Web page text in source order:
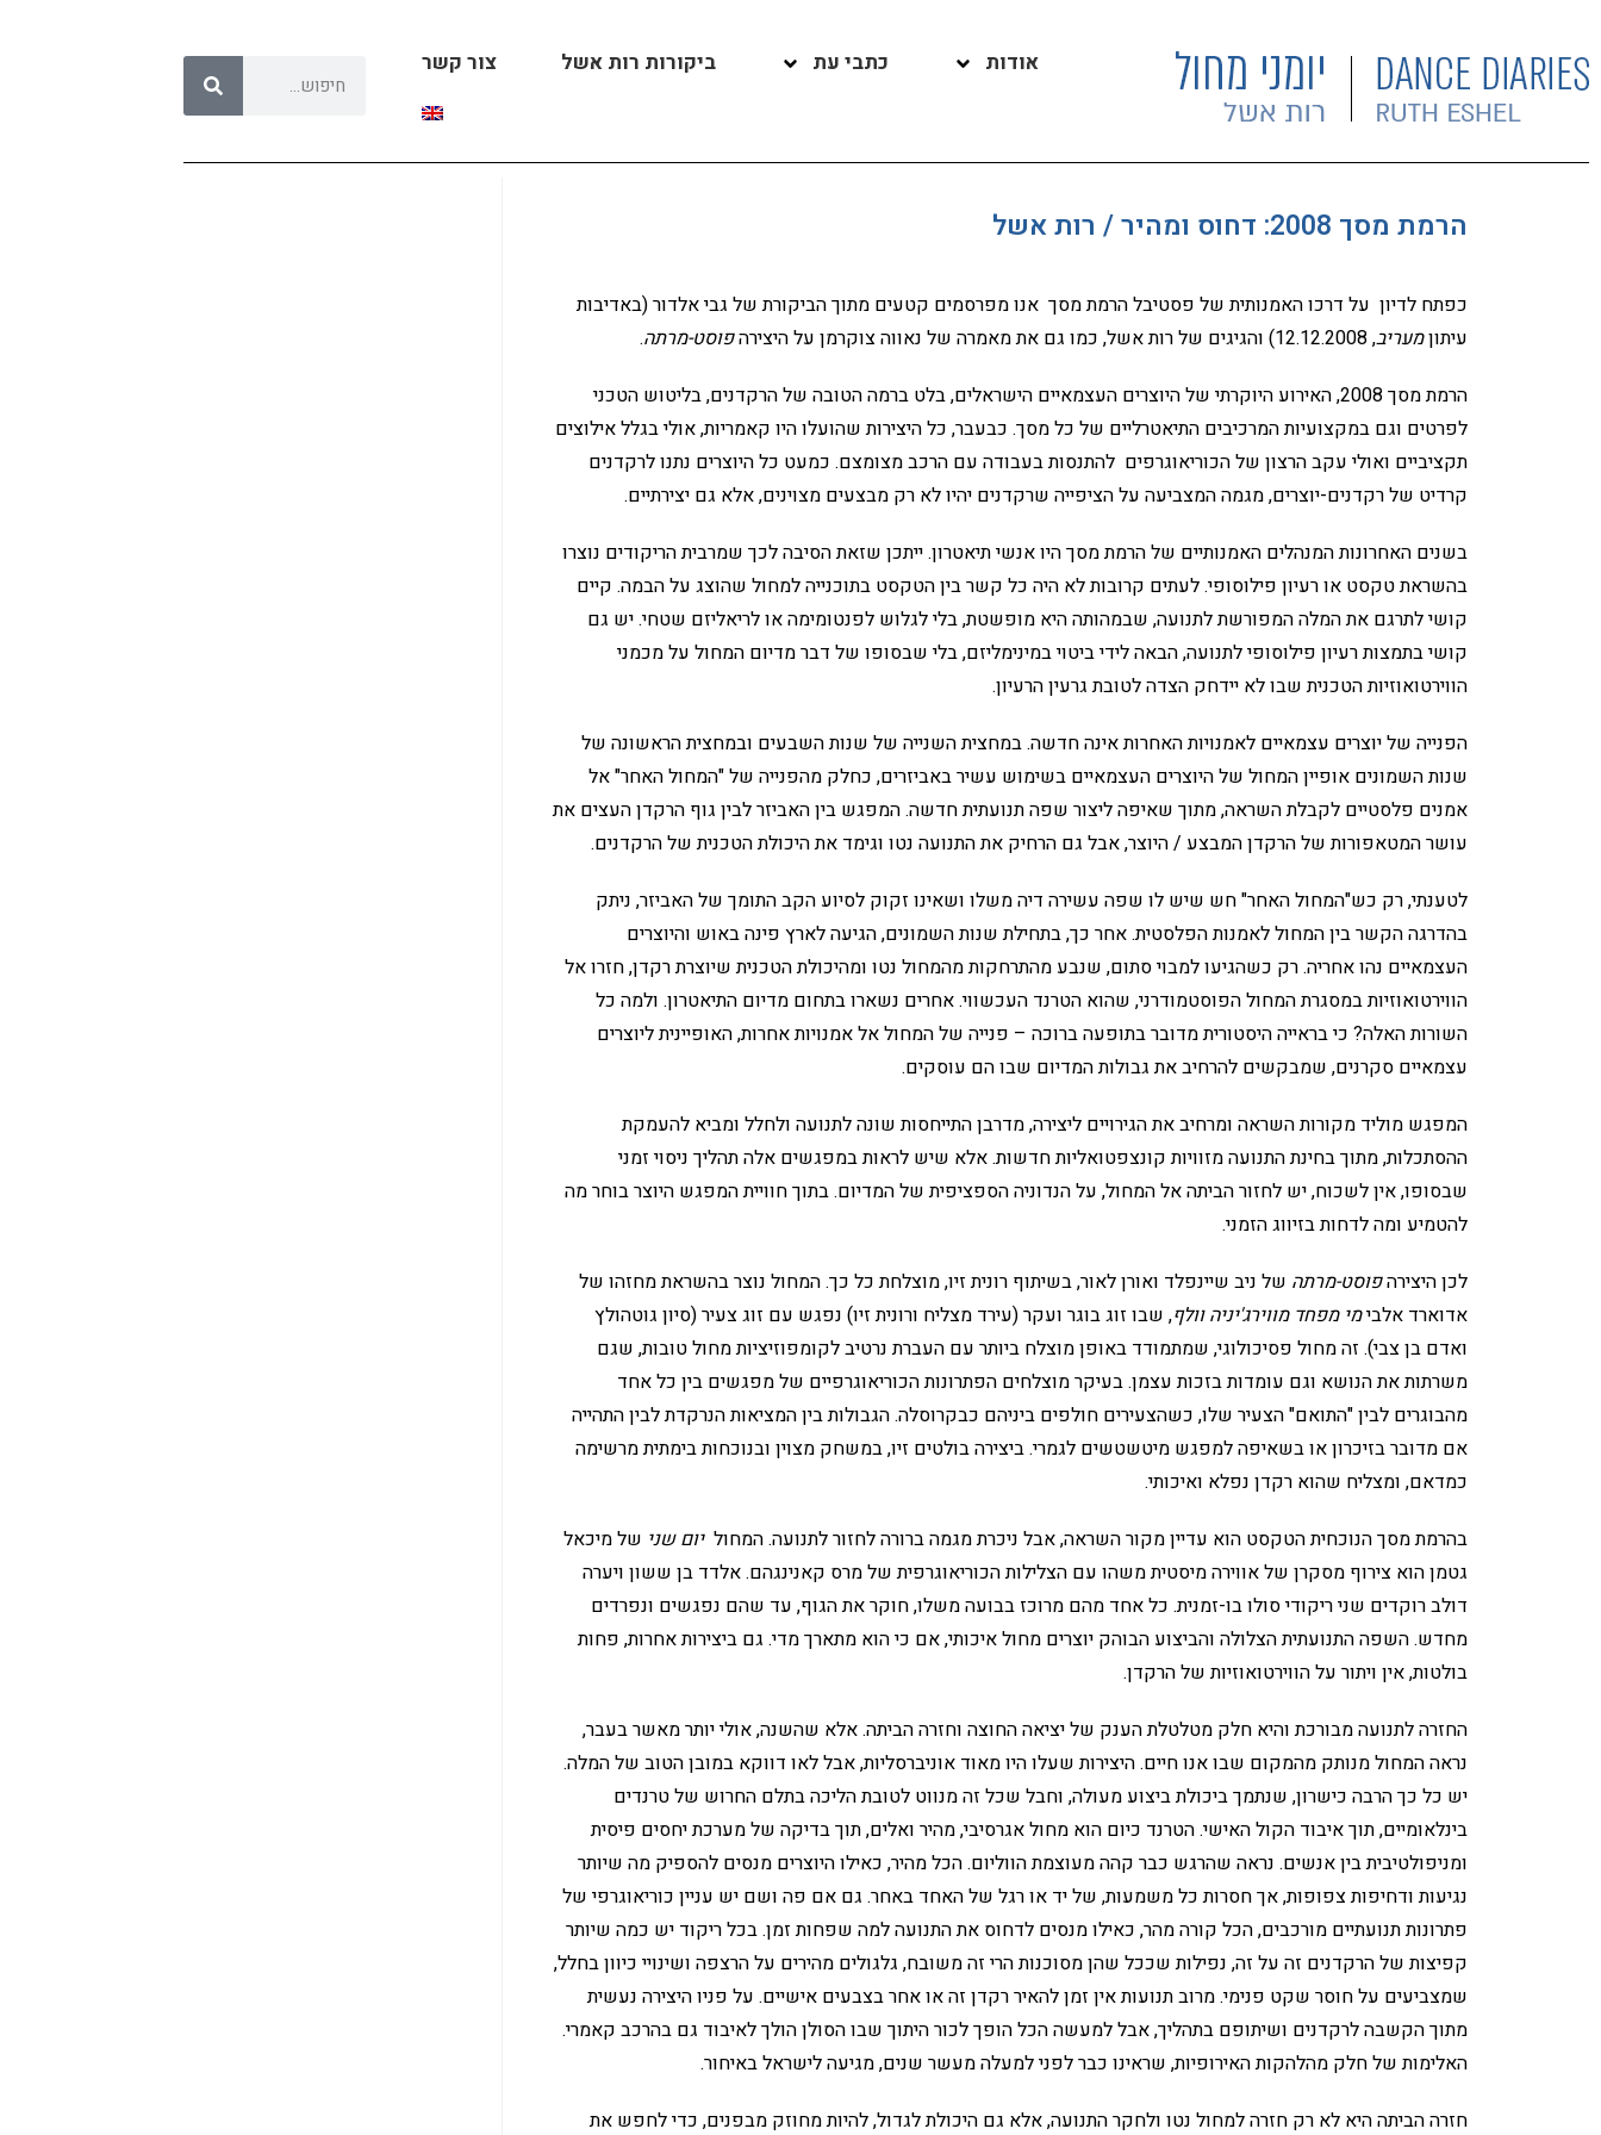
אודות כתבי עת ביקורות רות אשל צור קשר
הרמת מסך 2008: דחוס ומהיר / רות אשל
כפתח לדיון על דרכו האמנותית של פסטיבל הרמת מסך אנו מפרסמים קטעים מתוך הביקורת של גבי אלדור (באדיבות
עיתוןמעריב, 12.12.2008) והגיגים של רות אשל, כמו גם את מאמרה של נאווה צוקרמן על היצירה פוסט-מרתה.
הרמת מסך 2008, האירוע היוקרתי של היוצרים העצמאיים הישראלים, בלט ברמה הטובה של הרקדנים, בליטוש הטכני
לפרטים וגם במקצועיות המרכיבים התיאטרליים של כל מסך. כבעבר, כל היצירות שהועלו היו קאמריות, אולי בגלל אילוצים
תקציביים ואולי עקב הרצון של הכוריאוגרפים להתנסות בעבודה עם הרכב מצומצם. כמעט כל היוצרים נתנו לרקדנים
קרדיט של רקדנים-יוצרים, מגמה המצביעה על הציפייה שרקדנים יהיו לא רק מבצעים מצוינים, אלא גם יצירתיים.
בשנים האחרונות המנהלים האמנותיים של הרמת מסך היו אנשי תיאטרון. ייתכן שזאת הסיבה לכך שמרבית הריקודים נוצרו
בהשראת טקסט או רעיון פילוסופי. לעתים קרובות לא היה כל קשר בין הטקסט בתוכנייה למחול שהוצג על הבמה. קיים
קושי לתרגם את המלה המפורשת לתנועה, שבמהותה היא מופשטת, בלי לגלוש לפנטומימה או לריאליזם שטחי. יש גם
קושי בתמצות רעיון פילוסופי לתנועה, הבאה לידי ביטוי במינימליזם, בלי שבסופו של דבר מדיום המחול על מכמני
הווירטואוזיות הטכנית שבו לא יידחק הצדה לטובת גרעין הרעיון.
הפנייה של יוצרים עצמאיים לאמנויות האחרות אינה חדשה. במחצית השנייה של שנות השבעים ובמחצית הראשונה של
שנות השמונים אופיין המחול של היוצרים העצמאיים בשימוש עשיר באביזרים, כחלק מהפנייה של "המחול האחר" אל
אמנים פלסטיים לקבלת השראה, מתוך שאיפה ליצור שפה תנועתית חדשה. המפגש בין האביזר לבין גוף הרקדן העצים את
עושר המטאפורות של הרקדן המבצע / היוצר, אבל גם הרחיק את התנועה נטו וגימד את היכולת הטכנית של הרקדנים.
לטענתי, רק כש"המחול האחר" חש שיש לו שפה עשירה דיה משלו ושאינו זקוק לסיוע הקב התומך של האביזר, ניתק
בהדרגה הקשר בין המחול לאמנות הפלסטית. אחר כך, בתחילת שנות השמונים, הגיעה לארץ פינה באוש והיוצרים
העצמאיים נהו אחריה. רק כשהגיעו למבוי סתום, שנבע מהתרחקות מהמחול נטו ומהיכולת הטכנית שיוצרת רקדן, חזרו אל
הווירטואוזיות במסגרת המחול הפוסטמודרני, שהוא הטרנד העכשווי. אחרים נשארו בתחום מדיום התיאטרון. ולמה כל
השורות האלה? כי בראייה היסטורית מדובר בתופעה ברוכה – פנייה של המחול אל אמנויות אחרות, האופיינית ליוצרים
עצמאיים סקרנים, שמבקשים להרחיב את גבולות המדיום שבו הם עוסקים.
המפגש מוליד מקורות השראה ומרחיב את הגירויים ליצירה, מדרבן התייחסות שונה לתנועה ולחלל ומביא להעמקת
ההסתכלות, מתוך בחינת התנועה מזוויות קונצפטואליות חדשות. אלא שיש לראות במפגשים אלה תהליך ניסוי זמני
שבסופו, אין לשכוח, יש לחזור הביתה אל המחול, על הנדוניה הספציפית של המדיום. בתוך חוויית המפגש היוצר בוחר מה
להטמיע ומה לדחות בזיווג הזמני.
לכן היצירהפוסט-מרתה של ניב שיינפלד ואורן לאור, בשיתוף רונית זיו, מוצלחת כל כך. המחול נוצר בהשראת מחזהו של
אדוארד אלבימי מפחד מווירג'יניה וולף, שבו זוג בוגר ועקר (עירד מצליח ורונית זיו) נפגש עם זוג צעיר (סיון גוטהולץ
ואדם בן צבי). זה מחול פסיכולוגי, שמתמודד באופן מוצלח ביותר עם העברת נרטיב לקומפוזיציות מחול טובות, שגם
משרתות את הנושא וגם עומדות בזכות עצמן. בעיקר מוצלחים הפתרונות הכוריאוגרפיים של מפגשים בין כל אחד
מהבוגרים לבין "התואם" הצעיר שלו, כשהצעירים חולפים ביניהם כבקרוסלה. הגבולות בין המציאות הנרקדת לבין התהייה
אם מדובר בזיכרון או בשאיפה למפגש מיטשטשים לגמרי. ביצירה בולטים זיו, במשחק מצוין ובנוכחות בימתית מרשימה
כמדאם, ומצליח שהוא רקדן נפלא ואיכותי.
בהרמת מסך הנוכחית הטקסט הוא עדיין מקור השראה, אבל ניכרת מגמה ברורה לחזור לתנועה. המחוליום שני של מיכאל
גטמן הוא צירוף מסקרן של אווירה מיסטית משהו עם הצלילות הכוריאוגרפית של מרס קאנינגהם. אלדד בן ששון ויערה
דולב רוקדים שני ריקודי סולו בו-זמנית. כל אחד מהם מרוכז בבועה משלו, חוקר את הגוף, עד שהם נפגשים ונפרדים
מחדש. השפה התנועתית הצלולה והביצוע הבוהק יוצרים מחול איכותי, אם כי הוא מתארך מדי. גם ביצירות אחרות, פחות
בולטות, אין ויתור על הווירטואוזיות של הרקדן.
החזרה לתנועה מבורכת והיא חלק מטלטלת הענק של יציאה החוצה וחזרה הביתה. אלא שהשנה, אולי יותר מאשר בעבר,
נראה המחול מנותק מהמקום שבו אנו חיים. היצירות שעלו היו מאוד אוניברסליות, אבל לאו דווקא במובן הטוב של המלה.
יש כל כך הרבה כישרון, שנתמך ביכולת ביצוע מעולה, וחבל שכל זה מנווט לטובת הליכה בתלם החרוש של טרנדים
בינלאומיים, תוך איבוד הקול האישי. הטרנד כיום הוא מחול אגרסיבי, מהיר ואלים, תוך בדיקה של מערכת יחסים פיסית
ומניפולטיבית בין אנשים. נראה שהרגש כבר קהה מעוצמת הווליום. הכל מהיר, כאילו היוצרים מנסים להספיק מה שיותר
נגיעות ודחיפות צפופות, אך חסרות כל משמעות, של יד או רגל של האחד באחר. גם אם פה ושם יש עניין כוריאוגרפי של
פתרונות תנועתיים מורכבים, הכל קורה מהר, כאילו מנסים לדחוס את התנועה למה שפחות זמן. בכל ריקוד יש כמה שיותר
קפיצות של הרקדנים זה על זה, נפילות שככל שהן מסוכנות הרי זה משובח, גלגולים מהירים על הרצפה ושינויי כיוון בחלל,
שמצביעים על חוסר שקט פנימי. מרוב תנועות אין זמן להאיר רקדן זה או אחר בצבעים אישיים. על פניו היצירה נעשית
מתוך הקשבה לרקדנים ושיתופם בתהליך, אבל למעשה הכל הופך לכור היתוך שבו הסולן הולך לאיבוד גם בהרכב קאמרי.
האלימות של חלק מהלהקות האירופיות, שראינו כבר לפני למעלה מעשר שנים, מגיעה לישראל באיחור.
חזרה הביתה היא לא רק חזרה למחול נטו ולחקר התנועה, אלא גם היכולת לגדול, להיות מחוזק מבפנים, כדי לחפש את